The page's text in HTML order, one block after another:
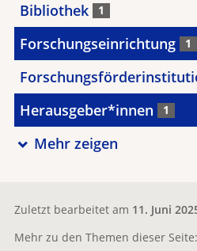
Bibliothek 1
Forschungseinrichtung 1
Herausgeber*innen 1
Mehr zeigen
Zuletzt bearbeitet am 11. Juni
Mehr zu den Themen dieser Seite: